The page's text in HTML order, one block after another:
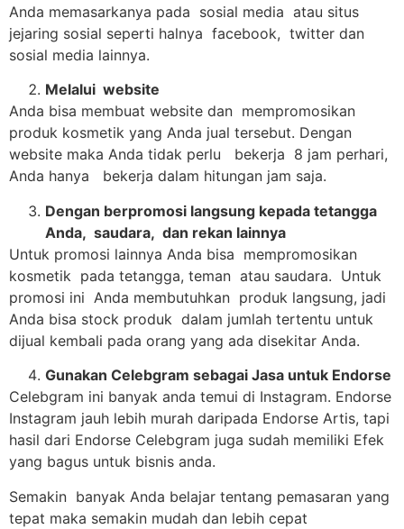
Anda memasarkanya pada sosial media atau situs
jejaring sosial seperti halnya facebook, twitter dan
sosial media lainnya.
Melalui website
Anda bisa membuat website dan mempromosikan
produk kosmetik yang Anda jual tersebut. Dengan
website maka Anda tidak perlu bekerja 8 jam perhari,
Anda hanya bekerja dalam hitungan jam saja.
Dengan berpromosi langsung kepada tetangga
Anda, saudara, dan rekan lainnya
Untuk promosi lainnya Anda bisa mempromosikan
kosmetik pada tetangga, teman atau saudara. Untuk
promosi ini Anda membutuhkan produk langsung, jadi
Anda bisa stock produk dalam jumlah tertentu untuk
dijual kembali pada orang yang ada disekitar Anda.
Gunakan Celebgram sebagai Jasa untuk Endorse
Celebgram ini banyak anda temui di Instagram. Endorse
Instagram jauh lebih murah daripada Endorse Artis, tapi
hasil dari Endorse Celebgram juga sudah memiliki Efek
yang bagus untuk bisnis anda.
Semakin banyak Anda belajar tentang pemasaran yang
tepat maka semakin mudah dan lebih cepat